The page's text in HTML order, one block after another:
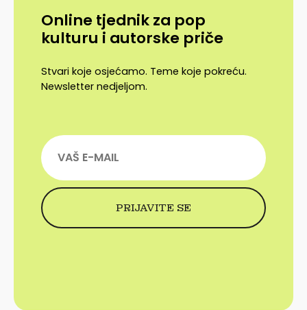
Online tjednik za pop
kulturu i autorske priče
Stvari koje osjećamo. Teme koje pokreću.
Newsletter nedjeljom.